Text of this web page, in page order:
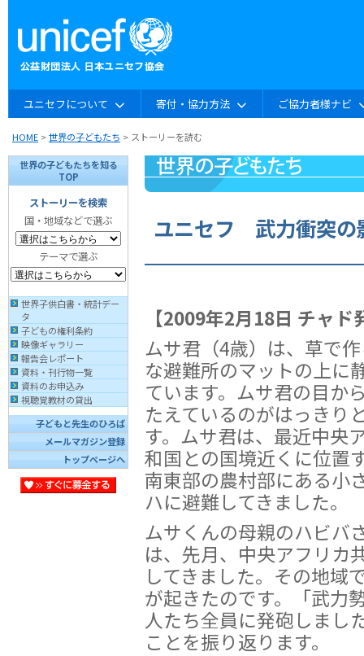
ユニセフについて 寄付・協力方法 ご協力者様ナビ
HOME >世界の子どもたち > ストーリーを読む
世界の子どもたちを知る
TOP
ストーリーを検索
国・地域などで選ぶ
テーマで選ぶ
世界子供白書・統計デー
タ
子どもの権利条約
映像ギャラリー
報告会レポート
資料・刊行物一覧
資料のお申込み
視聴覚教材の貸出
子どもと先生のひろば
メールマガジン登録
トップページへ
ユニセフ 武力衝突の
【2009年2月18日 チャド
ムサ君（4歳）は、草で
な避難所のマットの上に
ています。ムサ君の目か
たえているのがはっきり
す。ムサ君は、最近中央
和国との国境近くに位置
南東部の農村部にある小
ハに避難してきました。
ムサくんの母親のハビバ
は、先月、中央アフリカ
してきました。その地域
が起きたのです。「武力
人たち全員に発砲しまし
ことを振り返ります。